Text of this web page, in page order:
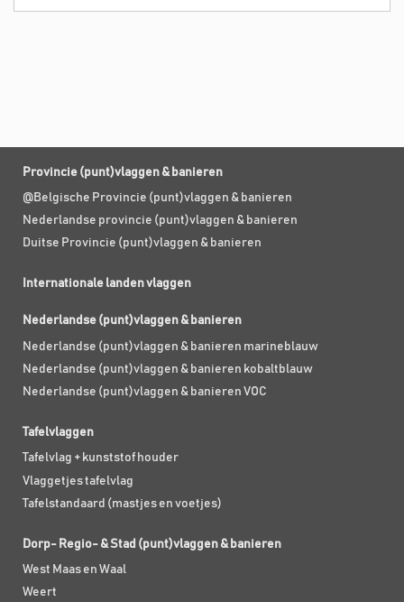
Provincie (punt)vlaggen & banieren
@Belgische Provincie (punt)vlaggen & banieren
Nederlandse provincie (punt)vlaggen & banieren
Duitse Provincie (punt)vlaggen & banieren
Internationale landen vlaggen
Nederlandse (punt)vlaggen & banieren
Nederlandse (punt)vlaggen & banieren marineblauw
Nederlandse (punt)vlaggen & banieren kobaltblauw
Nederlandse (punt)vlaggen & banieren VOC
Tafelvlaggen
Tafelvlag + kunststof houder
Vlaggetjes tafelvlag
Tafelstandaard (mastjes en voetjes)
Dorp- Regio- & Stad (punt)vlaggen & banieren
West Maas en Waal
Weert